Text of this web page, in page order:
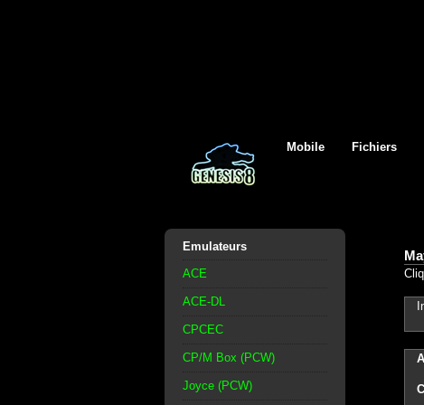
Mobile Fichiers
Emulateurs
ACE
ACE-DL
CPCEC
CP/M Box (PCW)
Joyce (PCW)